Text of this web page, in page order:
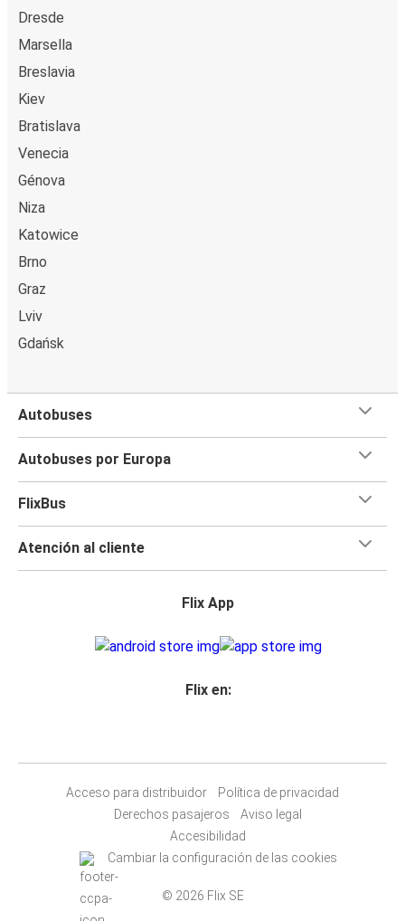
Dresde
Marsella
Breslavia
Kiev
Bratislava
Venecia
Génova
Niza
Katowice
Brno
Graz
Lviv
Gdańsk
Autobuses
Autobuses por Europa
FlixBus
Atención al cliente
Flix App
Flix en:
Acceso para distribuidor
Política de privacidad
Derechos pasajeros
Aviso legal
Accesibilidad
Cambiar la configuración de las cookies
© 2026 Flix SE